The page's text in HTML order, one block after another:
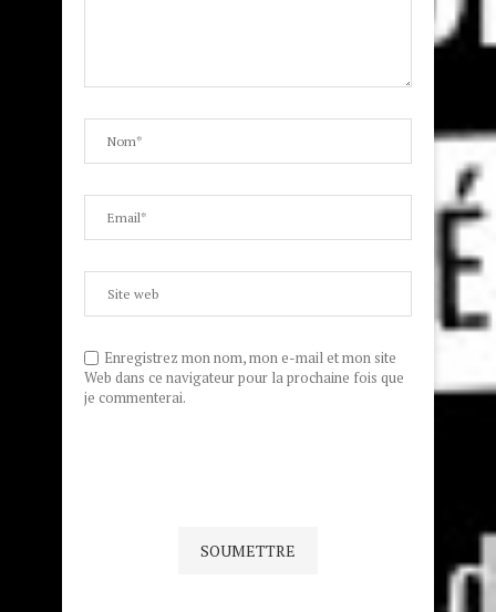
Enregistrez mon nom, mon e-mail et mon site
Web dans ce navigateur pour la prochaine fois que
je commenterai.